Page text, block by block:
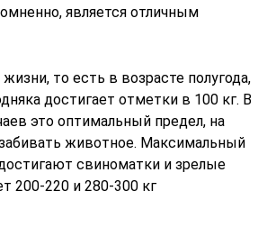
является отличным
то есть в возрасте полугода,
достигает отметки в 100 кг. В
это оптимальный предел, на
животное. Максимальный
свиноматки и зрелые
200-220 и 280-300 кг